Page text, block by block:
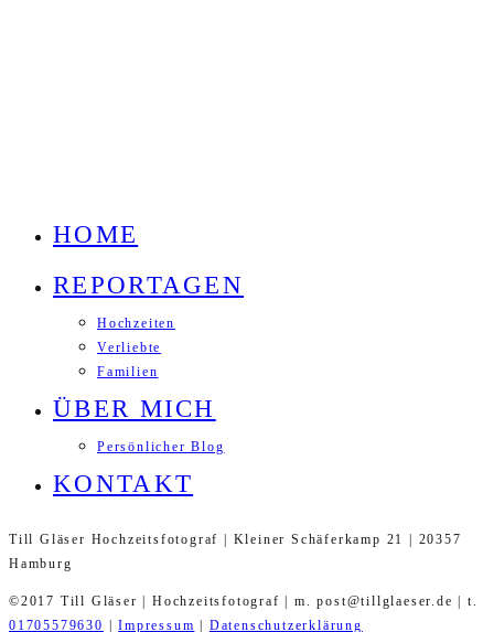
HOME
REPORTAGEN
Hochzeiten
Verliebte
Familien
ÜBER MICH
Persönlicher Blog
KONTAKT
Till Gläser Hochzeitsfotograf | Kleiner Schäferkamp 21 | 20357
Hamburg
©2017 Till Gläser | Hochzeitsfotograf | m. post@tillglaeser.de | t.
01705579630
|Impressum Datenschutzerklärung